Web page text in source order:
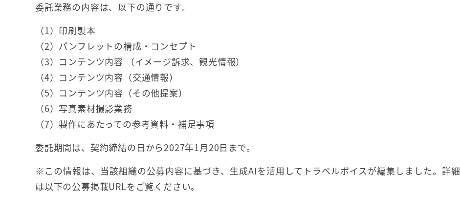
委託業務の内容は、以下の通りです。
（1）印刷製本
（2）パンフレットの構成・コンセプト
（3）コンテンツ内容 （イメージ訴求、観光情報）
（4）コンテンツ内容（交通情報）
（5）コンテンツ内容（その他提案）
（6）写真素材撮影業務
（7）製作にあたっての参考資料・補足事項
委託期間は、契約締結の日から2027年1月20日まで。
※この情報は、当該組織の公募内容に基づき、生成AIを活用してトラベルボイスが編集しました。詳細
は以下の公募掲載URLをご覧ください。